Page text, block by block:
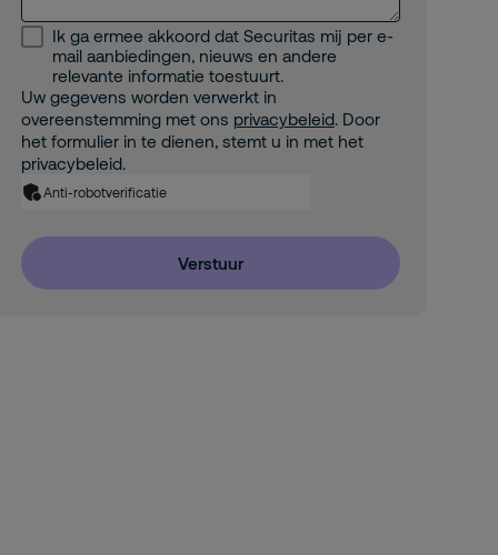
Ik ga ermee akkoord dat Securitas mij per e-
mail aanbiedingen, nieuws en andere
relevante informatie toestuurt.
Uw gegevens worden verwerkt in
overeenstemming met ons privacybeleid. Door
het formulier in te dienen, stemt u in met het
privacybeleid.
Anti-robotverificatie
Verstuur